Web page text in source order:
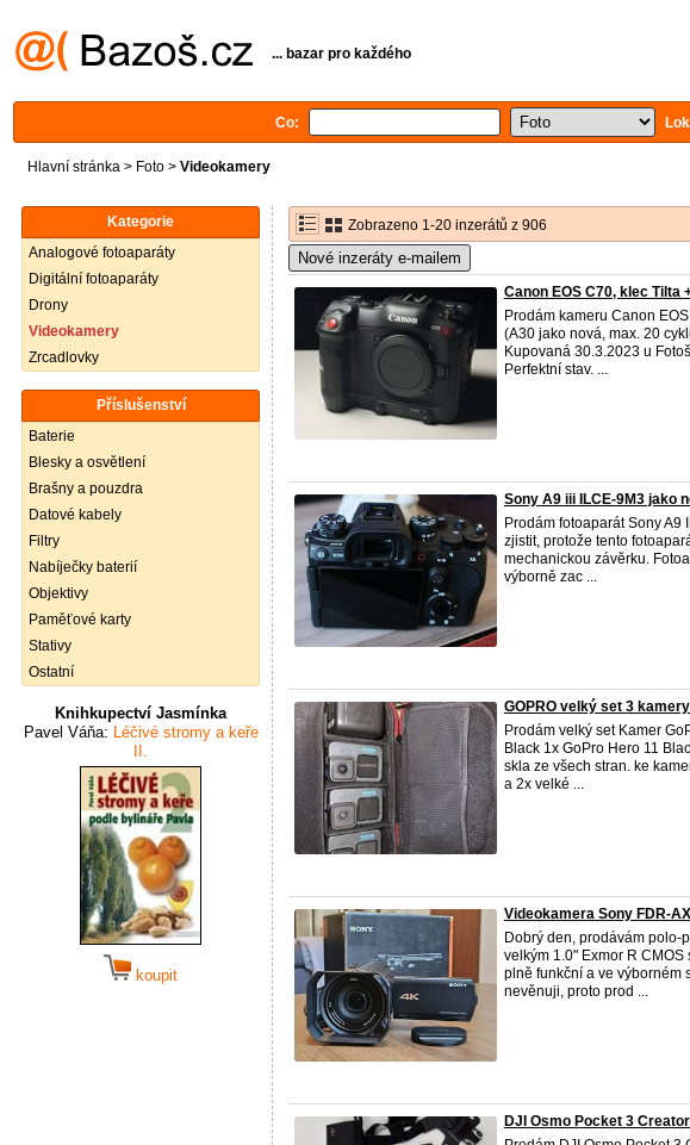
... bazar pro každého
Co:
Hlavní stránka > Foto > Videokamery
Kategorie
Analogové fotoaparáty
Digitální fotoaparáty
Drony
Videokamery
Zrcadlovky
Příslušenství
Baterie
Blesky a osvětlení
Brašny a pouzdra
Datové kabely
Filtry
Nabíječky baterií
Objektivy
Paměťové karty
Stativy
Ostatní
Knihkupectví Jasmínka
Pavel Váňa: Léčivé stromy a keře
II.
koupit
Zobrazeno 1-20 inzerátů z 906
Nové inzeráty e-mailem
Canon EOS C70, klec Tilta
Prodám kameru Canon
(A30 jako nová, max. 20
Kupovaná 30.3.2023 u
Perfektní stav. ...
Sony A9 iii ILCE-9M3 jako
Prodám fotoaparát Sony A9
zjistit, protože tento
mechanickou závěrku.
výborně zac ...
GOPRO velký set 3
Prodám velký set Kamer
Black 1x GoPro Hero 11
skla ze všech stran. ke
a 2x velké ...
Videokamera Sony FDR-
Dobrý den, prodávám polo-
velkým 1.0" Exmor R
plně funkční a ve výborném
nevěnuji, proto prod ...
DJI Osmo Pocket 3